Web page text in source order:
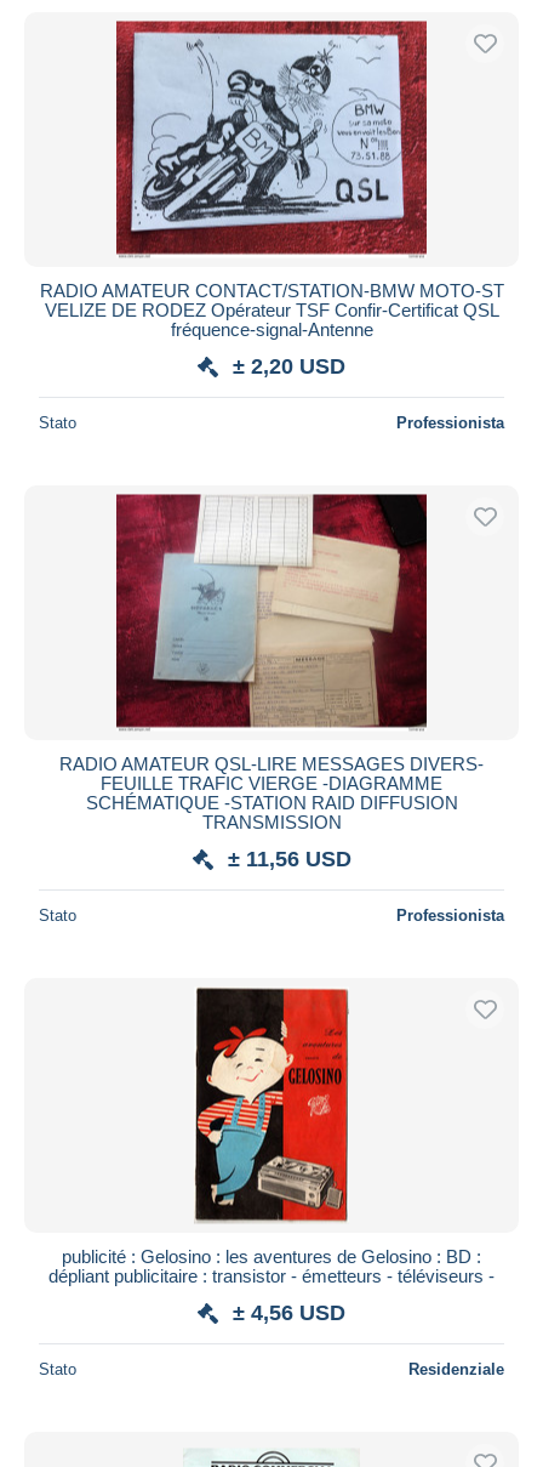
RADIO AMATEUR CONTACT/STATION-BMW MOTO-ST
VELIZE DE RODEZ Opérateur TSF Confir-Certificat QSL
fréquence-signal-Antenne
± 2,20 USD
Stato Professionista
RADIO AMATEUR QSL-LIRE MESSAGES DIVERS-
FEUILLE TRAFIC VIERGE -DIAGRAMME
SCHÉMATIQUE -STATION RAID DIFFUSION
TRANSMISSION
± 11,56 USD
Stato Professionista
publicité : Gelosino : les aventures de Gelosino : BD :
dépliant publicitaire : transistor - émetteurs - téléviseurs -
± 4,56 USD
Stato Residenziale